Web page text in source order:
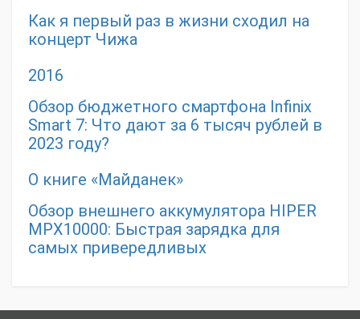
Как я первый раз в жизни сходил на
концерт Чижа
2016
Обзор бюджетного смартфона Infinix
Smart 7: Что дают за 6 тысяч рублей в
2023 году?
О книге «Майданек»
Обзор внешнего аккумулятора HIPER
MPX10000: Быстрая зарядка для
самых привередливых